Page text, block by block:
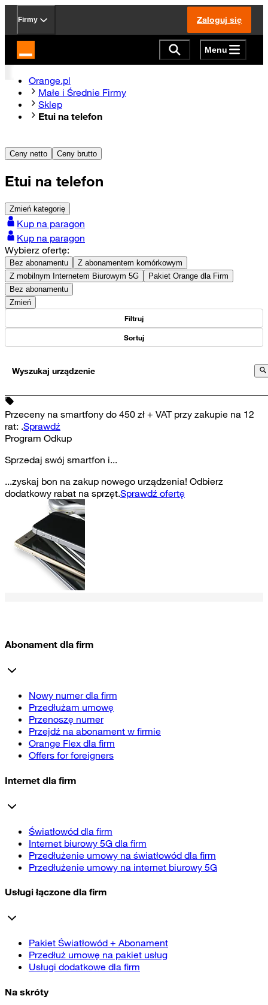
Firmy Zaloguj się
Strona główna Orange.pl Menu
Orange.pl
Małe i Średnie Firmy
Sklep
Etui na telefon
Ceny netto Ceny brutto
Etui na telefon
Zmień kategorię
Kup na paragon
Kup na paragon
Wybierz ofertę:
Bez abonamentu
Z abonamentem komórkowym
Z mobilnym Internetem Biurowym 5G
Pakiet Orange dla Firm
Bez abonamentu
Zmień
Filtruj
Sortuj
Wyszukaj urządzenie
Przeceny na smartfony do 450 zł + VAT przy zakupie na 12
rat: .Sprawdź
Program Odkup
Sprzedaj swój smartfon i...
...zyskaj bon na zakup nowego urządzenia! Odbierz
dodatkowy rabat na sprzęt.Sprawdź ofertę
Abonament dla firm
Nowy numer dla firm
Przedłużam umowę
Przenoszę numer
Przejdź na abonament w firmie
Orange Flex dla firm
Offers for foreigners
Internet dla firm
Światłowód dla firm
Internet biurowy 5G dla firm
Przedłużenie umowy na światłowód dla firm
Przedłużenie umowy na internet biurowy 5G
Usługi łączone dla firm
Pakiet Światłowód + Abonament
Przedłuż umowę na pakiet usług
Usługi dodatkowe dla firm
Na skróty